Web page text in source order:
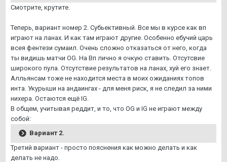
Смотрите, крутите.
Теперь, вариант номер 2. Субьективный. Все мы в курсе как вп
играют на ланах. И как там играют другие. Особенно ебучий царь
всея фентези сумаил. Очень сложно отказаться от него, когда
ты видишь матчи OG. На Вп лично я очкую ставить. Отсутсвие
широкого пула. Отсутствие результатов на ланах, хуй его знает.
Алльянсам тоже не находится места в моих ожиданиях топов
инта. Укурыши на андаингах - для меня риск, я не следил за ними
нихера. Остаются ещё IG.
В общем, учитывая реддит, и то, что OG и IG не играют между
собой:
Вариант 2.
Третий вариант - просто пояснения как можно делать и как
делать не надо.